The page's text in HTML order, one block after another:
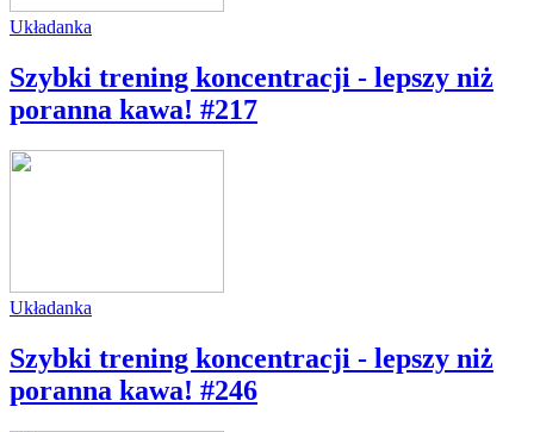
Układanka
Szybki trening koncentracji - lepszy niż
poranna kawa! #217
Układanka
Szybki trening koncentracji - lepszy niż
poranna kawa! #246